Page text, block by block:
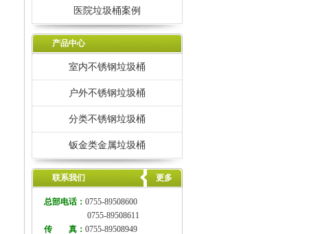
医院垃圾桶案例
产品中心
室内不锈钢垃圾桶
户外不锈钢垃圾桶
分类不锈钢垃圾桶
钣金类金属垃圾桶